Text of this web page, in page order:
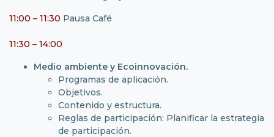
11:00 – 11:30 Pausa Café
11:30 – 14:00
Medio ambiente y Ecoinnovación.
Programas de aplicación.
Objetivos.
Contenido y estructura.
Reglas de participación: Planificar la estrategia
de participación.